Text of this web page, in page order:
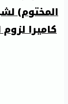
المختوم)
كاميرا